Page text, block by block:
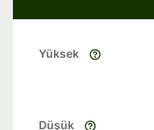
Yüksek
Düşük